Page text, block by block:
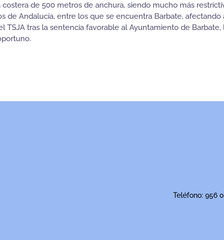
de 500 metros de anchura, siendo mucho más
Andalucía, entre los que se encuentra Barbate,
tras la sentencia favorable al Ayuntamiento de
Teléfono: 956